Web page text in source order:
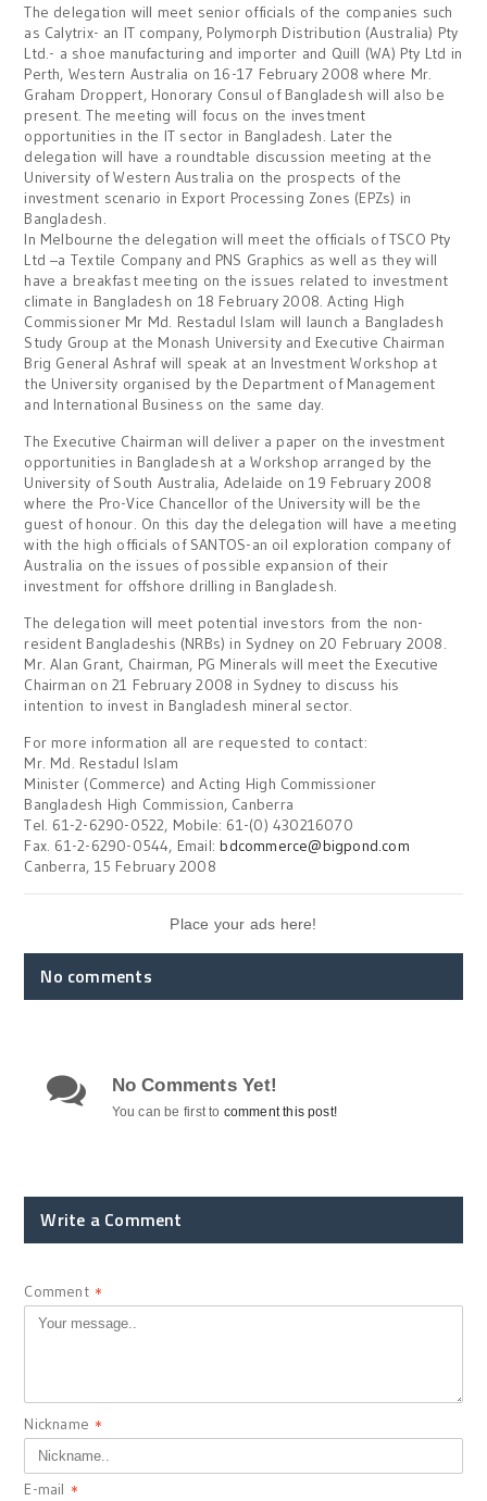
The delegation will meet senior officials of the companies such
as Calytrix- an IT company, Polymorph Distribution (Australia) Pty
Ltd.- a shoe manufacturing and importer and Quill (WA) Pty Ltd in
Perth, Western Australia on 16-17 February 2008 where Mr.
Graham Droppert, Honorary Consul of Bangladesh will also be
present. The meeting will focus on the investment
opportunities in the IT sector in Bangladesh. Later the
delegation will have a roundtable discussion meeting at the
University of Western Australia on the prospects of the
investment scenario in Export Processing Zones (EPZs) in
Bangladesh.
In Melbourne the delegation will meet the officials of TSCO Pty
Ltd –a Textile Company and PNS Graphics as well as they will
have a breakfast meeting on the issues related to investment
climate in Bangladesh on 18 February 2008. Acting High
Commissioner Mr Md. Restadul Islam will launch a Bangladesh
Study Group at the Monash University and Executive Chairman
Brig General Ashraf will speak at an Investment Workshop at
the University organised by the Department of Management
and International Business on the same day.
The Executive Chairman will deliver a paper on the investment
opportunities in Bangladesh at a Workshop arranged by the
University of South Australia, Adelaide on 19 February 2008
where the Pro-Vice Chancellor of the University will be the
guest of honour. On this day the delegation will have a meeting
with the high officials of SANTOS-an oil exploration company of
Australia on the issues of possible expansion of their
investment for offshore drilling in Bangladesh.
The delegation will meet potential investors from the non-
resident Bangladeshis (NRBs) in Sydney on 20 February 2008.
Mr. Alan Grant, Chairman, PG Minerals will meet the Executive
Chairman on 21 February 2008 in Sydney to discuss his
intention to invest in Bangladesh mineral sector.
For more information all are requested to contact:
Mr. Md. Restadul Islam
Minister (Commerce) and Acting High Commissioner
Bangladesh High Commission, Canberra
Tel. 61-2-6290-0522, Mobile: 61-(0) 430216070
Fax. 61-2-6290-0544, Email:bdcommerce@bigpond.com
Canberra, 15 February 2008
Place your ads here!
No comments
No Comments Yet!
You can be first to comment this post!
Write a Comment
Comment *
Nickname *
E-mail *